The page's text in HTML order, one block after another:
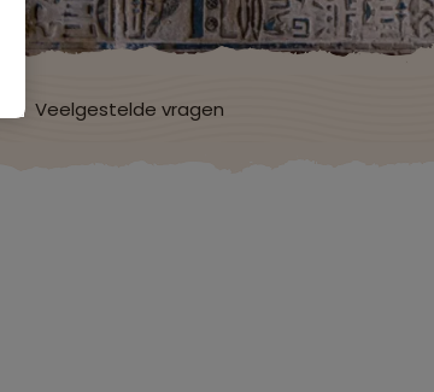
Veelgestelde vragen